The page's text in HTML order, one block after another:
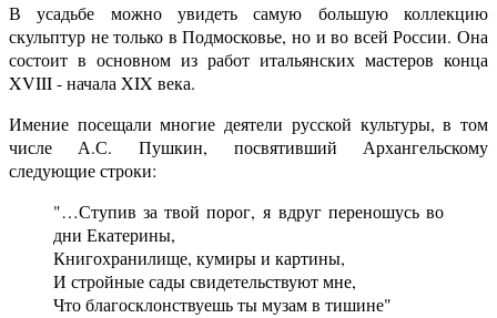
В усадьбе можно увидеть самую большую коллекцию
скульптур не только в Подмосковье, но и во всей России. Она
состоит в основном из работ итальянских мастеров конца
XVIII - начала XIX века.
Имение посещали многие деятели русской культуры, в том
числе А.С. Пушкин, посвятивший Архангельскому
следующие строки:
"…Ступив за твой порог, я вдруг переношусь во
дни Екатерины,
Книгохранилище, кумиры и картины,
И стройные сады свидетельствуют мне,
Что благосклонствуешь ты музам в тишине"